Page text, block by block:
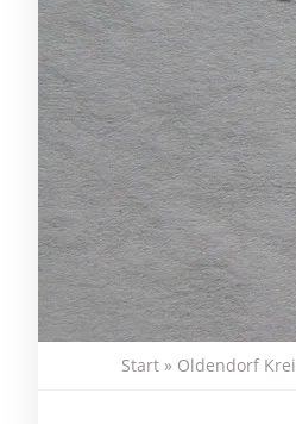
Start » Oldendorf